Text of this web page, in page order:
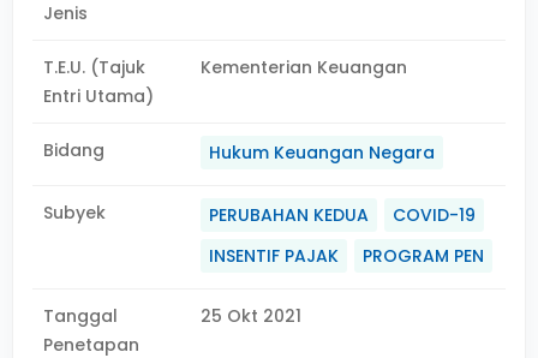
Jenis
T.E.U. (Tajuk
Entri Utama)
Kementerian Keuangan
Bidang Hukum Keuangan Negara
Subyek PERUBAHAN KEDUA
COVID-19
INSENTIF PAJAK
PROGRAM PEN
Tanggal
Penetapan
25 Okt 2021